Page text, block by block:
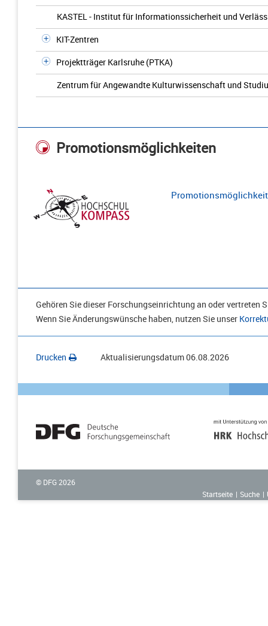
KASTEL - Institut für Informationssicherheit und
KIT-Zentren
Projektträger Karlsruhe (PTKA)
Zentrum für Angewandte Kulturwissenschaft und
Promotionsmöglichkeiten
Gehören Sie dieser Forschungseinrichtung an oder vertreten
Wenn Sie Änderungswünsche haben, nutzen Sie unser
Drucken Aktualisierungsdatum06.08.2026
© DFG 2026
Startseite
Suche